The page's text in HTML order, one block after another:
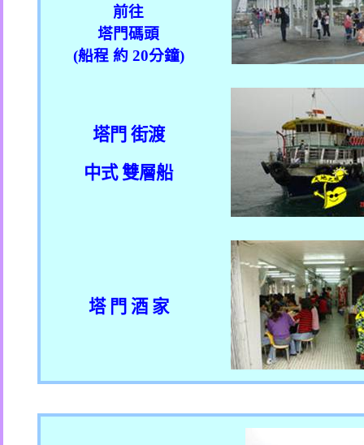
前往
塔門碼頭
(船程 約 20分鐘)
塔門 街渡
中式 雙層船
塔 門 酒 家